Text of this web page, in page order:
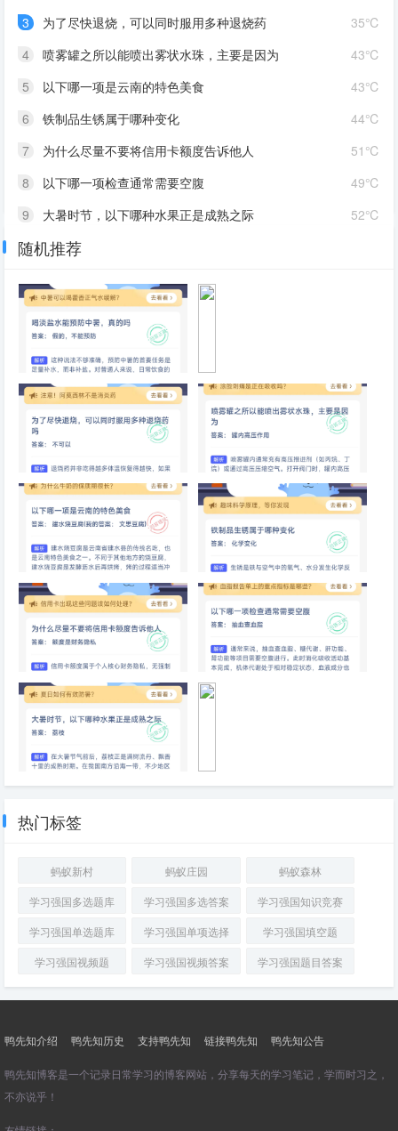
35℃
3
为了尽快退烧，可以同时服用多种退烧药
43℃
4
喷雾罐之所以能喷出雾状水珠，主要是因为
43℃
5
以下哪一项是云南的特色美食
44℃
6
铁制品生锈属于哪种变化
51℃
7
为什么尽量不要将信用卡额度告诉他人
49℃
8
以下哪一项检查通常需要空腹
52℃
9
大暑时节，以下哪种水果正是成熟之际
10 手机快充主要采用哪种方式提升充电速度
随机推荐
喝淡盐水能预防中暑，真的吗
为
什
么
用
锅
涮
肉
味
道
比
锅
更
鲜
美
为了尽快退烧，可以同时服用多
种退烧药
喷雾罐之所以能喷出雾状水珠，
主要是因为
以下哪一项是云南的特色美食 铁制品生锈属于哪种变化
为什么尽量不要将信用卡额度告
诉他人
以下哪一项检查通常需要空腹
采
哪
方
式
提
升
充
速
度
热门标签
蚂蚁新村 蚂蚁庄园
蚂蚁森林
学习强国多选题库
学习强国多选答案
学习强国知识竞赛
学习强国单选题库
学习强国单项选择
学习强国填空题
学习强国视频题
学习强国视频答案 学习强国题目答案
鸭先知介绍 鸭先知历史 支持鸭先知 链接鸭先知 鸭先知公告
鸭先知博客是一个记录日常学习的博客网站，分享每天的学习笔记，学而时习之，
不亦说乎！